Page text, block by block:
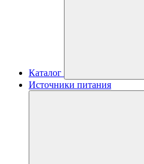
Каталог
Источники питания